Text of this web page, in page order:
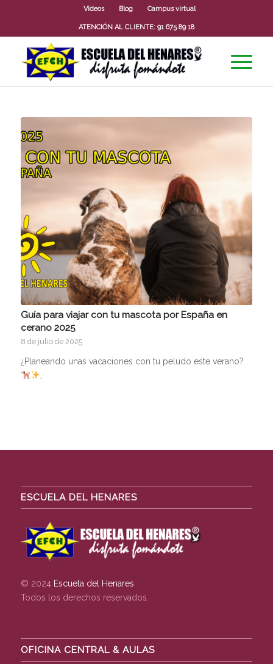
Videos Blog Campus virtual
ATENCIÓN AL CLIENTE: 91 675 89 18
Guía para viajar con tu mascota por España en
cerano 2025
8 de julio de 2025
¿Planeando unas vacaciones con tu peludo este verano?
ESCUELA DEL HENARES
© 2024 Escuela del Henares
Todos los derechos reservados.
OFICINA CENTRAL & AULAS